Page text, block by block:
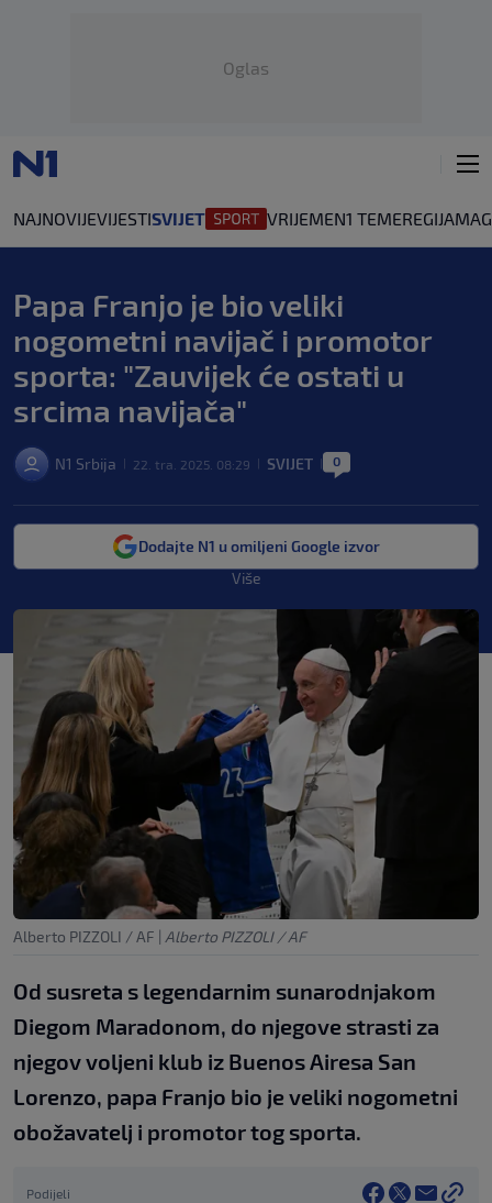
Oglas
NAJNOVIJEVIJESTISVIJET VRIJEMEN1 TEMEREGIJA
Papa Franjo je bio veliki
nogometni navijač i promotor
sporta: "Zauvijek će ostati u
srcima navijača"
N1 Srbija 22. tra. 2025. 08:29 SVIJET 0
Dodajte N1 u omiljeni Google izvor
Više
Alberto PIZZOLI / AF | Alberto PIZZOLI / AF
Od susreta s legendarnim sunarodnjakom
Diegom Maradonom, do njegove strasti za
njegov voljeni klub iz Buenos Airesa San
Lorenzo, papa Franjo bio je veliki nogometni
obožavatelj i promotor tog sporta.
Podijeli